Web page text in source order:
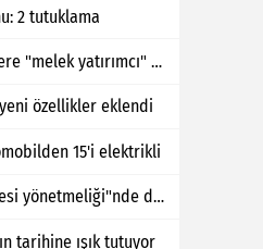
2 tutuklama
Başlangıç aşamasındaki girişimlere "melek yatırımcı" desteği
özellikler eklendi
15'i elektrikli
"Sinema sektörünün desteklenmesi yönetmeliği"nde değişiklik yapıldı
tarihine ışık tutuyor